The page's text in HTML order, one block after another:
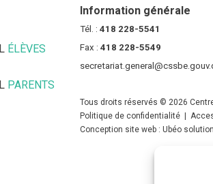
LIEN OUVRE DANS UNE NOUVELLE
ÉLÈVES (CE LIEN OUVRE DANS UNE
PARENTS
Information générale
Tél. :418 228-5541
Fax :418 228-5549
Tous droits réservés © 2026
Politique de confidentialité |
Conception site web : Ubéo